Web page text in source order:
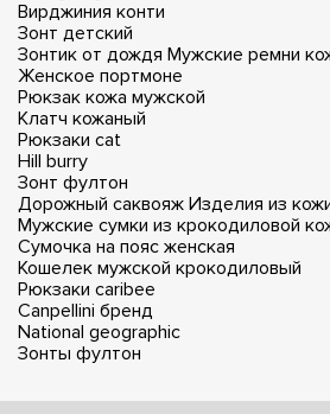
Вирджиния конти
Зонт детский
Зонтик от дождя Мужские ремни
Женское портмоне
Рюкзак кожа мужской
Клатч кожаный
Рюкзаки cat
Hill burry
Зонт фултон
Дорожный саквояж Изделия из
Мужские сумки из крокодиловой
Сумочка на пояс женская
Кошелек мужской крокодиловый
Рюкзаки caribee
Canpellini бренд
National geographic
Зонты фултон